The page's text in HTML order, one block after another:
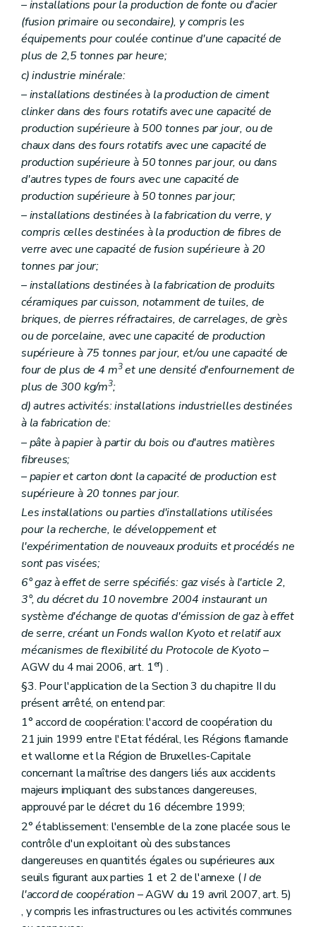
Art. 206
Art. 207
Art. 208
Art. 209
Art. 211
Art. 212
Art. 213
Art. 214
Art. 215
Art. 216
Art. 217
Art. 218
Art. 219
Art. 220
Art. 221
Art. 222
Art. 223
Art. 224
Art. 225
Art. 226
Art. 227
Art. 228
Art. 229
Art. 230
Art. 231
Art. 232
Art. 233
Art. 234
Art. 235
Art. 236
Art. 237
Art. 238
Art. 241
Art. 242
Art. 243
Art. 244
Art. 245
Art. 246
Art. 247
Art. 248
Art. 249
Art. 250
Art. 251
Art. 252
Art. 253
Art. 254
Art. 255
Art. 256
Art. 257
Art. 258
Art. 259
Art. 260
Art. 261
Art. 262
Art. 263
Art. 264
Art. 265
Sous-section 4 Explosifs
Art. 267
Sous-section 5 Air
Art. 268
Art. 269
Art. 270
Art. 271
– installations pour la production de fonte ou d'acier
(fusion primaire ou secondaire), y compris les
équipements pour coulée continue d'une capacité de
plus de 2,5 tonnes par heure;
c) industrie minérale:
– installations destinées à la production de ciment
clinker dans des fours rotatifs avec une capacité de
production supérieure à 500 tonnes par jour, ou de
chaux dans des fours rotatifs avec une capacité de
production supérieure à 50 tonnes par jour, ou dans
d'autres types de fours avec une capacité de
production supérieure à 50 tonnes par jour;
– installations destinées à la fabrication du verre, y
compris celles destinées à la production de fibres de
verre avec une capacité de fusion supérieure à 20
tonnes par jour;
– installations destinées à la fabrication de produits
céramiques par cuisson, notamment de tuiles, de
briques, de pierres réfractaires, de carrelages, de grès
ou de porcelaine, avec une capacité de production
supérieure à 75 tonnes par jour, et/ou une capacité de
four de plus de 4 m3et une densité d'enfournement de
plus de 300 kg/m3;
d) autres activités: installations industrielles destinées
à la fabrication de:
– pâte à papier à partir du bois ou d'autres matières
fibreuses;
– papier et carton dont la capacité de production est
supérieure à 20 tonnes par jour.
Les installations ou parties d'installations utilisées
pour la recherche, le développement et
l'expérimentation de nouveaux produits et procédés ne
sont pas visées;
6° gaz à effet de serre spécifiés: gaz visés à l'article 2,
3°, du décret du 10 novembre 2004 instaurant un
système d'échange de quotas d'émission de gaz à effet
de serre, créant un Fonds wallon Kyoto et relatif aux
mécanismes de flexibilité du Protocole de Kyoto–
AGW du 4 mai 2006, art. 1er) .
§3. Pour l'application de la Section 3 du chapitre II du
présent arrêté, on entend par:
1° accord de coopération: l'accord de coopération du
21 juin 1999 entre l'Etat fédéral, les Régions flamande
et wallonne et la Région de Bruxelles-Capitale
concernant la maîtrise des dangers liés aux accidents
majeurs impliquant des substances dangereuses,
approuvé par le décret du 16 décembre 1999;
2° établissement: l'ensemble de la zone placée sous le
contrôle d'un exploitant où des substances
dangereuses en quantités égales ou supérieures aux
seuils figurant aux parties 1 et 2 de l'annexe (I de
l'accord de coopération – AGW du 19 avril 2007, art. 5)
, y compris les infrastructures ou les activités communes